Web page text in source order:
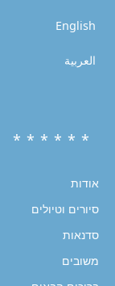
English
العربية
* * * * * *
אודות
סיורים וטיולים
סדנאות
משובים